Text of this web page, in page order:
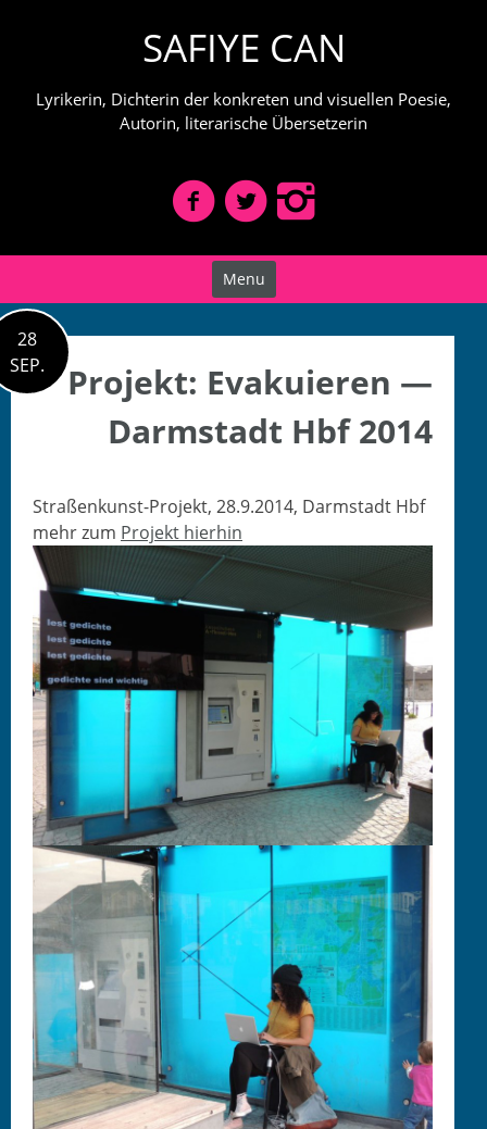
SAFIYE CAN
Lyrikerin, Dichterin der konkreten und visuellen Poesie,
Autorin, literarische Übersetzerin
Menu
28
SEP.
Projekt: Evakuieren —
Darmstadt Hbf 2014
Straßenkunst-Projekt, 28.9.2014, Darmstadt Hbf
mehr zum Projekt hierhin